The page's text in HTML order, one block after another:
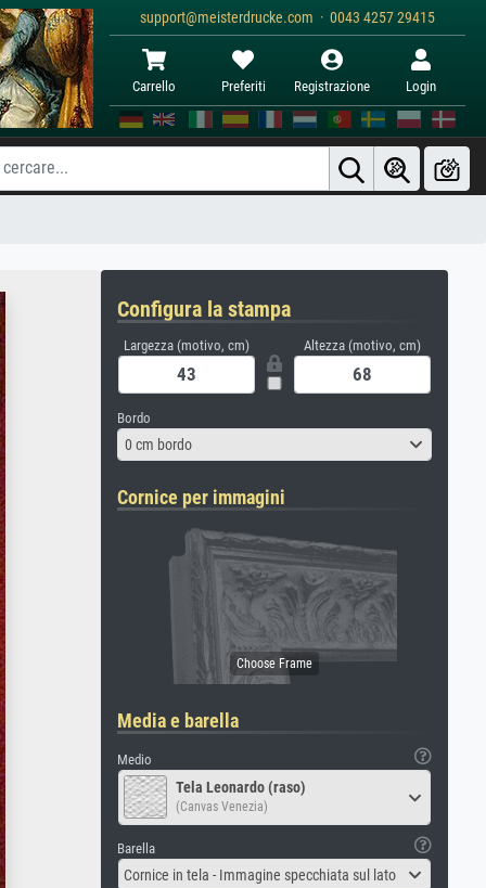
support@meisterdrucke.com · 0043 4257 29415
Carrello Preferiti Registrazione Login
Configura la stampa
Largezza (motivo, cm) Altezza (motivo, cm)
Bordo
0 cm bordo
Cornice per immagini
Media e barella
Medio
Tela Leonardo (raso)
(Canvas Venezia)
Barella
Cornice in tela - Immagine specchiata sul lato